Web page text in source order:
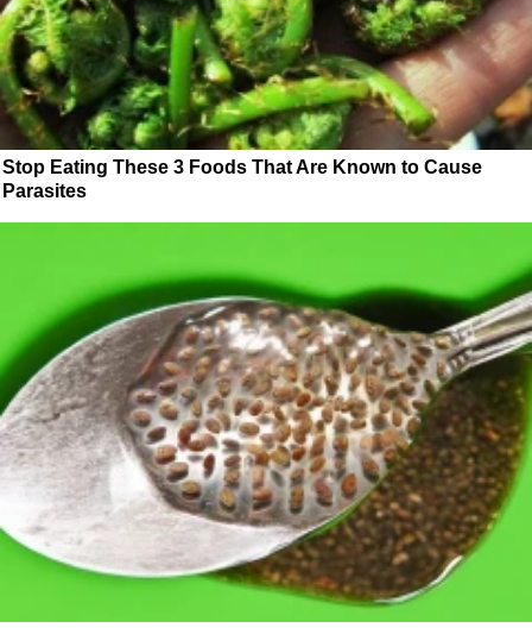
Stop Eating These 3 Foods That Are Known to Cause
Parasites